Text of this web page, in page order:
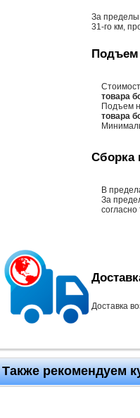
За
31-го км,
товара
Подъем
товара
Сборка
В
За
Доставка
Также рекомендуем